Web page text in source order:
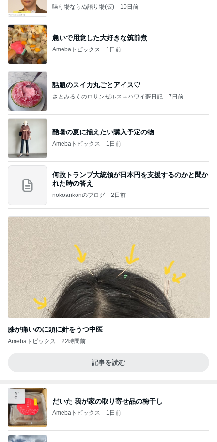
喋り場ならぬ語り場(仮) 10日前
急いで用意した大好きな筑前煮
Amebaトピックス 1日前
話題のスイカ丸ごとアイス♡
さとみるくのロサンゼルス⇔ハワイ夢日記 7日前
酷暑の夏に揃えたい購入予定の物
Amebaトピックス 1日前
何故トランプ大統領が日本円を支援するのかと聞か
れた時の答え
nokoarikonのブログ 2日前
膝が痛いのに頭に針をうつ中医
Amebaトピックス 22時間前
記事を読む
だいた 我が家の取り寄せ品の梅干し
Amebaトピックス 1日前